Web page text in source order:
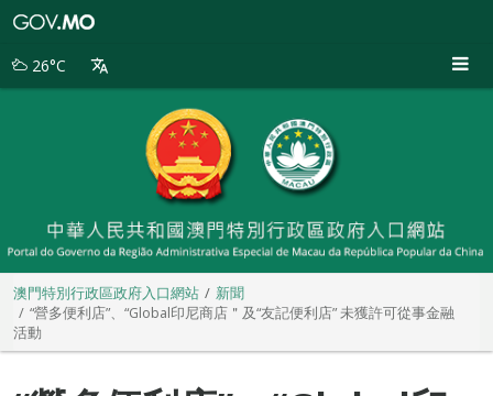
別
26°C
澳門特別行政區政府入口網站
新聞
“營多便利店”、“Global印尼商店＂及“友記便利店” 未獲許可從事金融
活動